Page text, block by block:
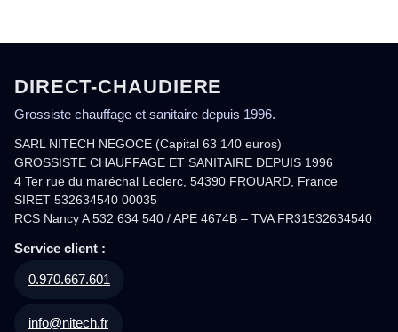
DIRECT-CHAUDIERE
Grossiste chauffage et sanitaire depuis 1996.
SARL NITECH NEGOCE (Capital 63 140 euros)
GROSSISTE CHAUFFAGE ET SANITAIRE DEPUIS 1996
4 Ter rue du maréchal Leclerc, 54390 FROUARD, France
SIRET 532634540 00035
RCS Nancy A 532 634 540 / APE 4674B – TVA FR31532634540
Service client :
0.970.667.601
info@nitech.fr